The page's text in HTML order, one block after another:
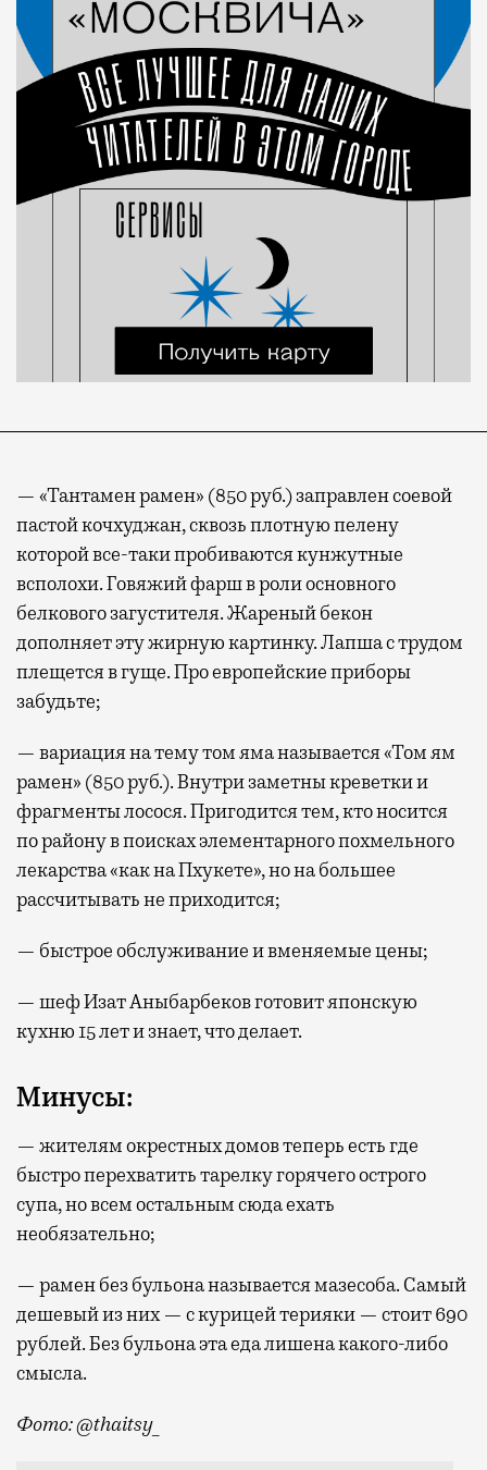
— «Тантамен рамен» (850 руб.) заправлен соевой
пастой кочхуджан, сквозь плотную пелену
которой все-таки пробиваются кунжутные
всполохи. Говяжий фарш в роли основного
белкового загустителя. Жареный бекон
дополняет эту жирную картинку. Лапша с трудом
плещется в гуще. Про европейские приборы
забудьте;
— вариация на тему том яма называется «Том ям
рамен» (850 руб.). Внутри заметны креветки и
фрагменты лосося. Пригодится тем, кто носится
по району в поисках элементарного похмельного
лекарства «как на Пхукете», но на большее
рассчитывать не приходится;
— быстрое обслуживание и вменяемые цены;
— шеф Изат Аныбарбеков готовит японскую
кухню 15 лет и знает, что делает.
Минусы:
— жителям окрестных домов теперь есть где
быстро перехватить тарелку горячего острого
супа, но всем остальным сюда ехать
необязательно;
— рамен без бульона называется мазесоба. Самый
дешевый из них — с курицей терияки — стоит 690
рублей. Без бульона эта еда лишена какого-либо
смысла.
Фото: @thaitsy_